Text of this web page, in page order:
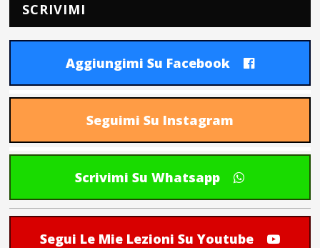
SCRIVIMI
Aggiungimi Su Facebook
Seguimi Su Instagram
Scrivimi Su Whatsapp
Segui Le Mie Lezioni Su Youtube